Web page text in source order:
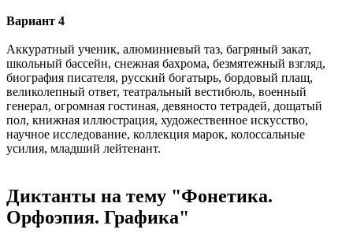
Вариант 4
Аккуратный ученик, алюминиевый таз, багряный закат,
школьный бассейн, снежная бахрома, безмятежный взгляд,
биография писателя, русский богатырь, бордовый плащ,
великолепный ответ, театральный вестибюль, военный
генерал, огромная гостиная, девяносто тетрадей, дощатый
пол, книжная иллюстрация, художественное искусство,
научное исследование, коллекция марок, колоссальные
усилия, младший лейтенант.
Диктанты на тему "Фонетика.
Орфоэпия. Графика"